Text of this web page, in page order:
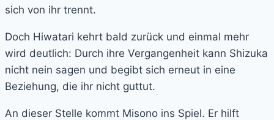
sich von ihr trennt.
Doch Hiwatari kehrt bald zurück und einmal mehr
wird deutlich: Durch ihre Vergangenheit kann Shizuka
nicht nein sagen und begibt sich erneut in eine
Beziehung, die ihr nicht guttut.
An dieser Stelle kommt Misono ins Spiel. Er hilft